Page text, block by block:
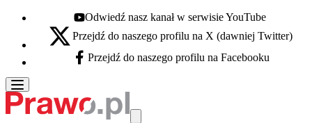
Youtube - otwiera się w nowej karcie
Odwiedź nasz kanał w serwisie YouTube
X - otwiera się w nowej karcie
Przejdź do naszego profilu na X (dawniej Twitter)
Facebook - otwiera się w nowej karcie
Przejdź do naszego profilu na Facebooku